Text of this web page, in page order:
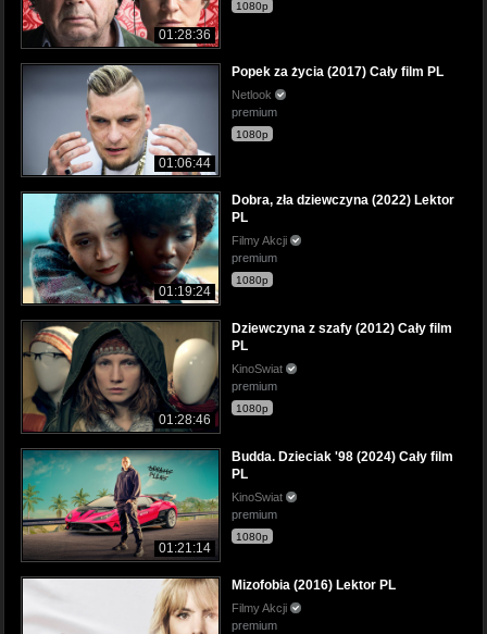
01:28:36
1080p
01:06:44
Popek za życia (2017) Cały film PL
Netlook
premium
1080p
01:19:24
Dobra, zła dziewczyna (2022) Lektor
PL
Filmy Akcji
premium
1080p
01:28:46
Dziewczyna z szafy (2012) Cały film
PL
KinoSwiat
premium
1080p
01:21:14
Budda. Dzieciak '98 (2024) Cały film
PL
KinoSwiat
premium
1080p
Mizofobia (2016) Lektor PL
Filmy Akcji
premium